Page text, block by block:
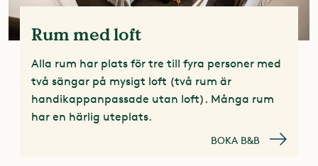
Rum med loft
Alla rum har plats för tre till fyra personer med
två sängar på mysigt loft (två rum är
handikappanpassade utan loft). Många rum
har en härlig uteplats.
BOKA B&B